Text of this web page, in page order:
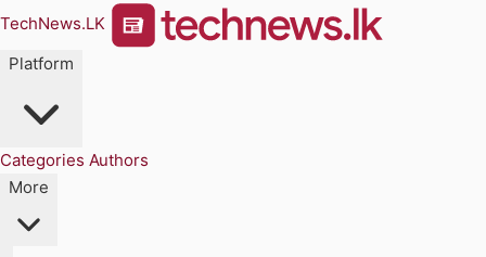
TechNews.LK
Platform
Categories Authors
More